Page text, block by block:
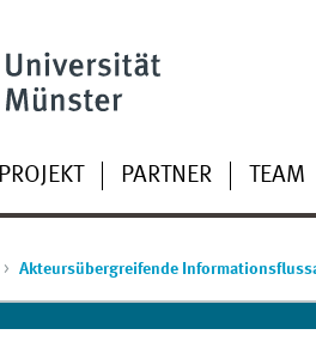
PROJEKT PARTNER TEAM
Akteursübergreifende